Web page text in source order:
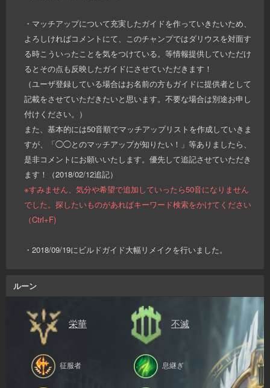
・マッチアップについて充実したガイドを作っていきたいため、
よろしければコメントにて、このチャンプではダリウスを対面す
る時こういったことを気をつけている。等情報提供していただけ
るとその点も反映したガイドにさせていただきます！
（ユーザ登録している場合はお名前の方もガイドに提供者として
記載をさせていただきたいと思います。不要な場合は別途お申し
付けください。）
また、基本的には50音順でマッチアップリストを作成していきま
すが、「◯◯とのマッチアップが知りたい！」等ありましたら、
是非コメントにお願いいたします。優先して追記させていただき
ます！（2018/02/12追記）
※すみません、気分や希望で追加していったら50音になりません
でした。探したいものがあればキーワード検索をかけてください
（Ctrl+F)
・2018/09/19にビルドガイド大幅リメイクを行いました。
ルーン
栄華
征服者
不滅
息継ぎ